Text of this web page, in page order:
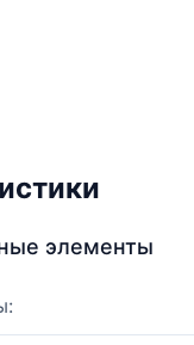
элементы